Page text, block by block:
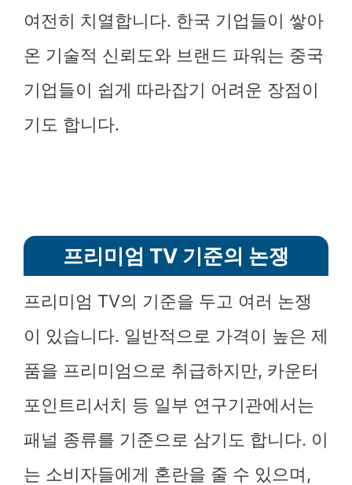
여전히 치열합니다. 한국 기업들이 쌓아
온 기술적 신뢰도와 브랜드 파워는 중국
기업들이 쉽게 따라잡기 어려운 장점이
기도 합니다.
프리미엄 TV 기준의 논쟁
프리미엄 TV의 기준을 두고 여러 논쟁
이 있습니다. 일반적으로 가격이 높은 제
품을 프리미엄으로 취급하지만, 카운터
포인트리서치 등 일부 연구기관에서는
패널 종류를 기준으로 삼기도 합니다. 이
는 소비자들에게 혼란을 줄 수 있으며,